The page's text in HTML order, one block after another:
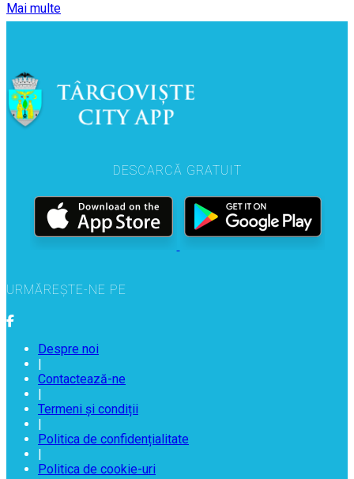
Mai multe
DESCARCĂ GRATUIT
URMĂREȘTE-NE PE
Despre noi
Contactează-ne
Termeni și condiții
Politica de confidențialitate
Politica de cookie-uri